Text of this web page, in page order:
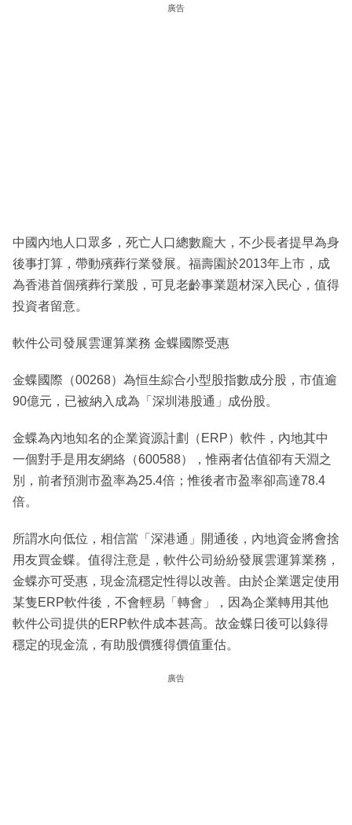
廣告
中國內地人口眾多，死亡人口總數龐大，不少長者提早為身
後事打算，帶動殯葬行業發展。福壽園於2013年上市，成
為香港首個殯葬行業股，可見老齡事業題材深入民心，值得
投資者留意。
軟件公司發展雲運算業務 金蝶國際受惠
金蝶國際（00268）為恒生綜合小型股指數成分股，市值逾
90億元，已被納入成為「深圳港股通」成份股。
金蝶為內地知名的企業資源計劃（ERP）軟件，內地其中
一個對手是用友網絡（600588），惟兩者估值卻有天淵之
別，前者預測市盈率為25.4倍；惟後者市盈率卻高達78.4
倍。
所謂水向低位，相信當「深港通」開通後，內地資金將會捨
用友買金蝶。值得注意是，軟件公司紛紛發展雲運算業務，
金蝶亦可受惠，現金流穩定性得以改善。由於企業選定使用
某隻ERP軟件後，不會輕易「轉會」，因為企業轉用其他
軟件公司提供的ERP軟件成本甚高。故金蝶日後可以錄得
穩定的現金流，有助股價獲得價值重估。
廣告